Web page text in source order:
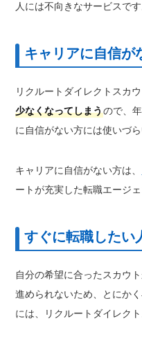
人には不向きなサービスです
キャリアに自信が
リクルートダイレクトスカ
少なくなってしまうので、
に自信がない方には使いづら
キャリアに自信がない方は、
ートが充実した転職エージ
すぐに転職したい
自分の希望に合ったスカウ
進められないため、とにか
には、リクルートダイレク